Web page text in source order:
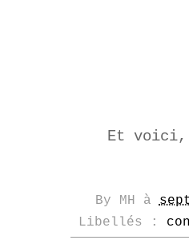
Et
By MH à
Libellés :